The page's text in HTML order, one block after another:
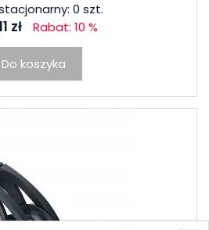
0 szt.
zł Rabat: 10 %
Do koszyka